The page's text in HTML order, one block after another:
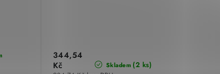
Skladem (2 ks)
344,54
Kč